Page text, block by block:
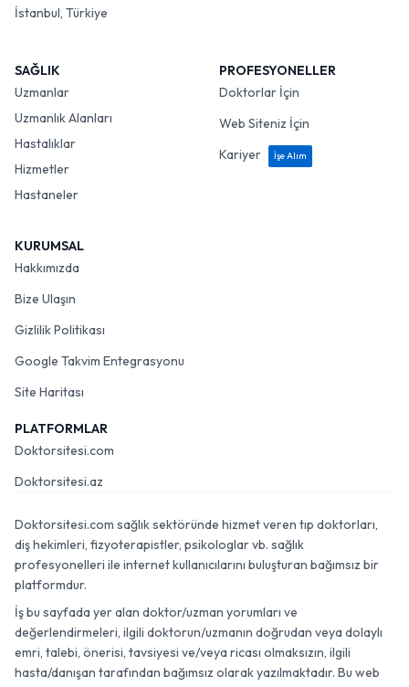
İstanbul, Türkiye
SAĞLIK
Uzmanlar
Uzmanlık Alanları
Hastalıklar
Hizmetler
Hastaneler
PROFESYONELLER
Doktorlar İçin
Web Siteniz İçin
Kariyer
İşe Alım
KURUMSAL
Hakkımızda
Bize Ulaşın
Gizlilik Politikası
Google Takvim Entegrasyonu
Site Haritası
PLATFORMLAR
Doktorsitesi.com
Doktorsitesi.az
Doktorsitesi.com sağlık sektöründe hizmet veren tıp doktorları,
diş hekimleri, fizyoterapistler, psikologlar vb. sağlık
profesyonelleri ile internet kullanıcılarını buluşturan bağımsız bir
platformdur.
İş bu sayfada yer alan doktor/uzman yorumları ve
değerlendirmeleri, ilgili doktorun/uzmanın doğrudan veya dolaylı
emri, talebi, önerisi, tavsiyesi ve/veya ricası olmaksızın, ilgili
hasta/danışan tarafından bağımsız olarak yazılmaktadır. Bu web